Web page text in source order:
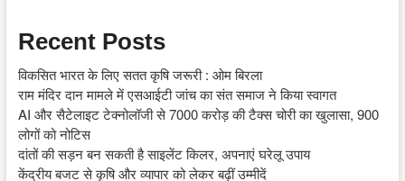
Recent Posts
विकसित भारत के लिए सतत कृषि जरूरी : ओम बिरला
राम मंदिर दान मामले में एसआईटी जांच का संत समाज ने किया स्वागत
AI और सैटेलाइट टेक्नोलॉजी से 7000 करोड़ की टैक्स चोरी का खुलासा, 900
लोगों को नोटिस
दांतों की सड़न बन सकती है साइलेंट किलर, अपनाएं घरेलू उपाय
केंद्रीय बजट से कृषि और व्यापार को लेकर बढ़ीं उम्मीदें